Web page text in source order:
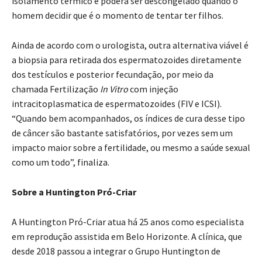
homem decidir que é o momento de tentar ter filhos.
Ainda de acordo com o urologista, outra alternativa viável é
a biopsia para retirada dos espermatozoides diretamente
dos testículos e posterior fecundação, por meio da
chamada Fertilização In Vitrocom injeção
intracitoplasmatica de espermatozoides (FIV e ICSI).
“Quando bem acompanhados, os índices de cura desse tipo
de câncer são bastante satisfatórios, por vezes sem um
impacto maior sobre a fertilidade, ou mesmo a saúde sexual
como um todo”, finaliza.
Sobre a Huntington Pró-Criar
A Huntington Pró-Criar atua há 25 anos como especialista
em reprodução assistida em Belo Horizonte. A clínica, que
desde 2018 passou a integrar o Grupo Huntington de